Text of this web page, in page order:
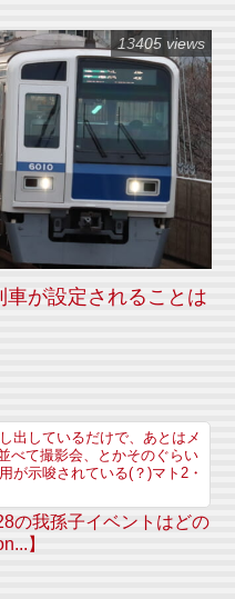
が設定されることは
13405 views
出しているだけで、あとはメ
べて撮影会、とかそのぐらい
が示唆されている(？)マト2・
の我孫子イベントはどの
】